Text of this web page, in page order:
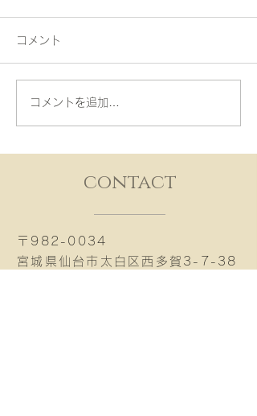
コメント
コメントを追加…
contact
〒982-0034
宮城県仙台市太白区西多賀3-7-38